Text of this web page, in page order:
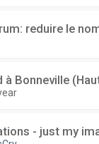
reduire le
à Bonneville
- just my